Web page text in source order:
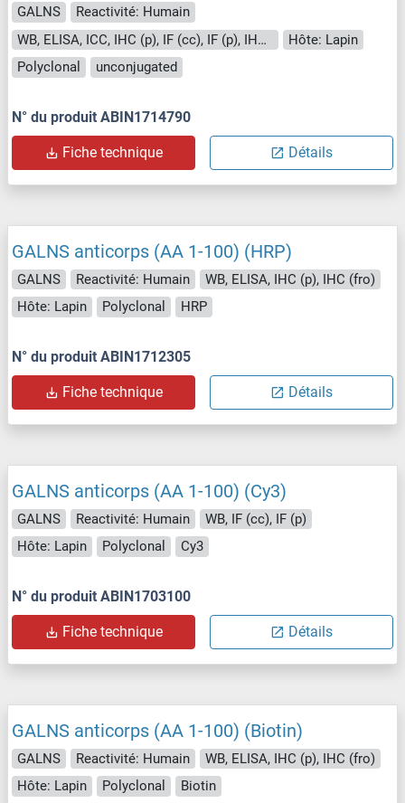
GALNS
Reactivité: Humain
WB, ELISA, ICC, IHC (p), IF (cc), IF (p), IHC (fro)
Hôte: Lapin
Polyclonal
unconjugated
N° du produit ABIN1714790
Fiche technique Détails
GALNS anticorps (AA 1-100) (HRP)
GALNS Reactivité: Humain
WB, ELISA, IHC (p), IHC (fro)
Hôte: Lapin
Polyclonal HRP
N° du produit ABIN1712305
Fiche technique Détails
GALNS anticorps (AA 1-100) (Cy3)
GALNS Reactivité: Humain
WB, IF (cc), IF (p)
Hôte: Lapin
Polyclonal Cy3
N° du produit ABIN1703100
Fiche technique Détails
GALNS anticorps (AA 1-100) (Biotin)
GALNS Reactivité: Humain
WB, ELISA, IHC (p), IHC (fro)
Hôte: Lapin
Polyclonal Biotin